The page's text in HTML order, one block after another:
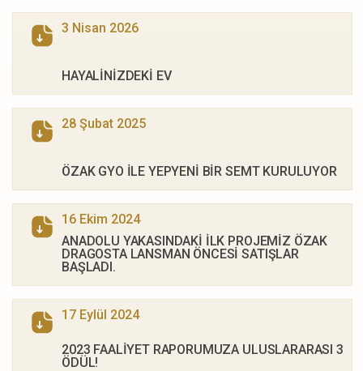
3 Nisan 2026
HAYALİNİZDEKİ EV
28 Şubat 2025
ÖZAK GYO İLE YEPYENİ BİR SEMT KURULUYOR
16 Ekim 2024
ANADOLU YAKASINDAKİ İLK PROJEMİZ ÖZAK
DRAGOSTA LANSMAN ÖNCESİ SATIŞLAR
BAŞLADI.
17 Eylül 2024
2023 FAALİYET RAPORUMUZA ULUSLARARASI 3
ÖDÜL!